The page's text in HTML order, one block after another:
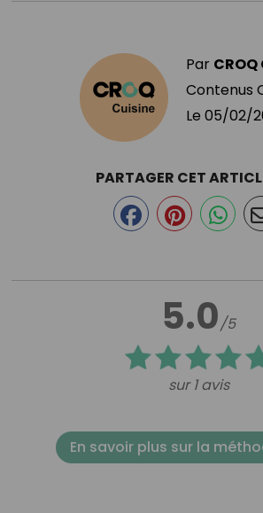
Par
Contenus
Le 05/02/
5.0/5
sur 1 avis
PARTAGER CET
En savoir plus sur la